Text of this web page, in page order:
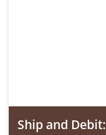
Ship and Debit: